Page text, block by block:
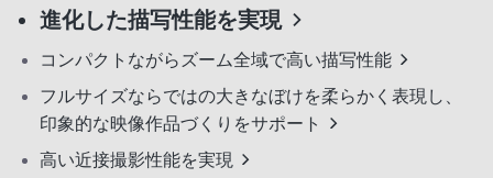
進化した描写性能を実現
コンパクトながらズーム全域で高い描写性能
フルサイズならではの大きなぼけを柔らかく表現し、
印象的な映像作品づくりをサポート
高い近接撮影性能を実現